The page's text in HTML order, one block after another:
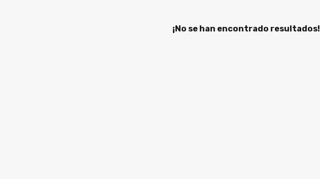
¡No se han encontrado resultados!